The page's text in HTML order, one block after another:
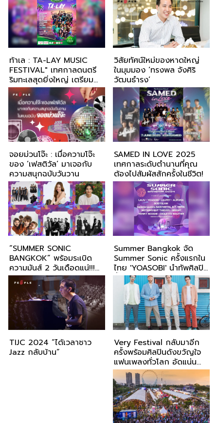
The Mood Music
Festival 2025” ในวันที่ 20
ธ.ค. นี้!!!
ท้าเล : TA-LAY MUSIC
FESTIVAL" เทศกาลดนตรี
ริมทะเลสุดยิ่งใหญ่ เตรียม
ระเบิดความมันส์ 18 ตุลาคม
68 นี้
วิสัยทัศน์ใหม่ของหาดใหญ่
ในมุมมอง ‘ทรงพล จังศิริ
วัฒนธำรง’
จอยม่วนโจ๊ะ : เมื่อความโจ๊ะ
ของ ‘เฟสติวัล’ มาเจอกับ
ความสนุกฉบับวันวาน
SAMED IN LOVE 2025
เทศกาลระดับตำนานที่คุณ
ต้องไปสัมผัสสักครั้งในชีวิต!
“SUMMER SONIC
BANGKOK” พร้อมระเบิด
ความมันส์ 2 วันเดือดแน่!!!
เสริมทัพเวที Rising Stage
ผลักศิลปินไทยสู่สายตาโลก
Summer Bangkok จัด
Summer Sonic ครั้งแรกใน
ไทย 'YOASOBI' นำทัพศิลปิน
ขึ้นแสดง 24-25 ส.ค 2567
TIJC 2024 “ได้เวลาชาว
Jazz กลับบ้าน”
Very Festival กลับมาอีก
ครั้งพร้อมศิลปินดังขวัญใจ
แฟนเพลงทั่วโลก อัดแน่น
ด้วยเพลงคุณภาพ